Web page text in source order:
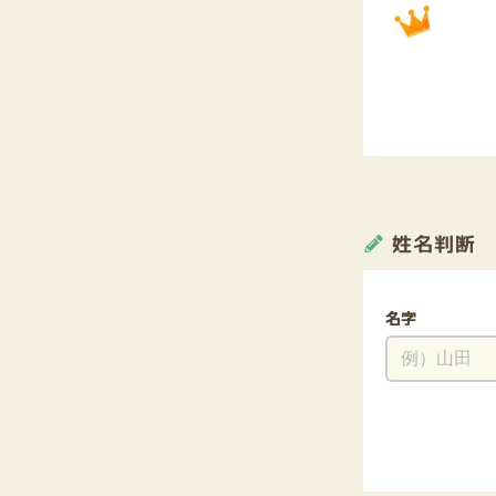
姓名判断
名字